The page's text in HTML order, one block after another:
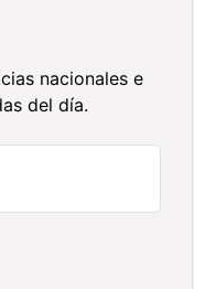
nacionales e
del día.